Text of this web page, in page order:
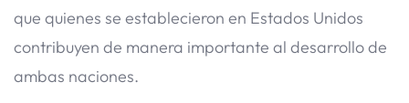
que quienes se establecieron en Estados Unidos
contribuyen de manera importante al desarrollo de
ambas naciones.